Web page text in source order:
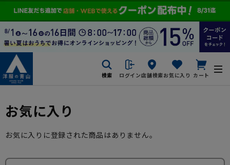
検索 ログイン店舗検索お気に入り カート
お気に入り
お気に入りに登録された商品はありません。